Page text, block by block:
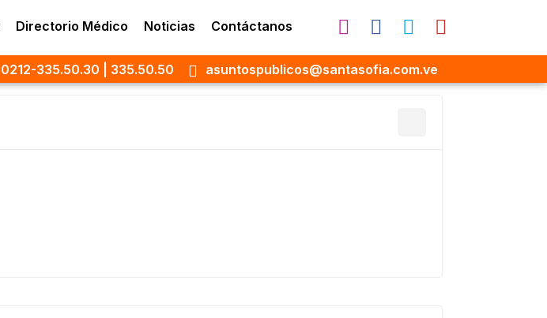
Directorio Médico Noticias Contáctanos
0212-335.50.30 | 335.50.50 asuntospublicos@santasofia.com.ve